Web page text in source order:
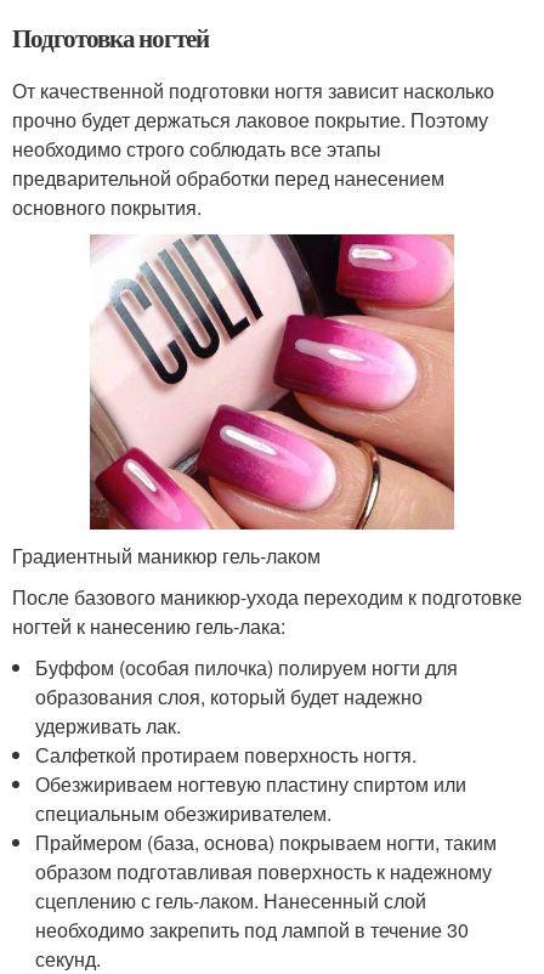
Подготовка ногтей
От качественной подготовки ногтя зависит насколько
прочно будет держаться лаковое покрытие. Поэтому
необходимо строго соблюдать все этапы
предварительной обработки перед нанесением
основного покрытия.
Градиентный маникюр гель-лаком
После базового маникюр-ухода переходим к подготовке
ногтей к нанесению гель-лака:
Буффом (особая пилочка) полируем ногти для
образования слоя, который будет надежно
удерживать лак.
Салфеткой протираем поверхность ногтя.
Обезжириваем ногтевую пластину спиртом или
специальным обезжиривателем.
Праймером (база, основа) покрываем ногти, таким
образом подготавливая поверхность к надежному
сцеплению с гель-лаком. Нанесенный слой
необходимо закрепить под лампой в течение 30
секунд.